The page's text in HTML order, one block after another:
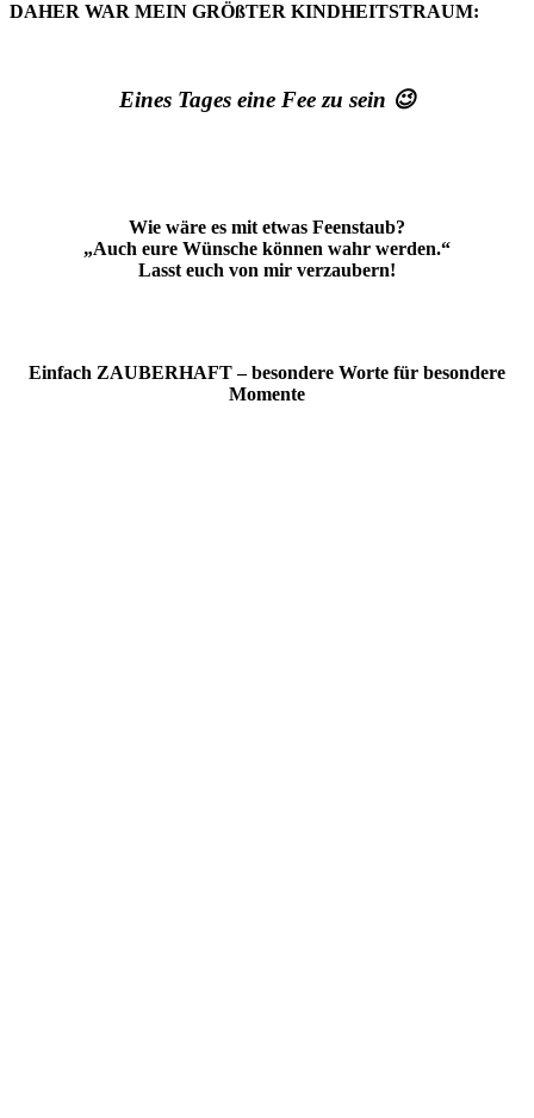
DAHER WAR MEIN GRÖßTER KINDHEITSTRAUM:
Eines Tages eine Fee zu sein 😉
Wie wäre es mit etwas Feenstaub?
„Auch eure Wünsche können wahr werden.“
Lasst euch von mir verzaubern!
Einfach ZAUBERHAFT – besondere Worte für besondere
Momente